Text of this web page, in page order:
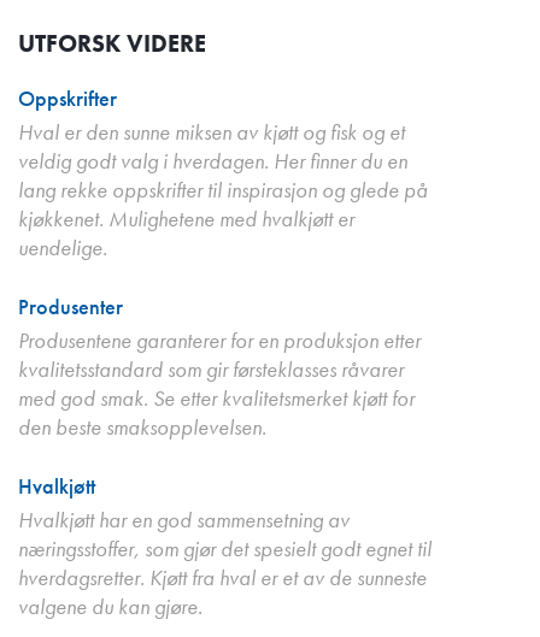
UTFORSK VIDERE
Oppskrifter
Hval er den sunne miksen av kjøtt og fisk og et
veldig godt valg i hverdagen. Her finner du en
lang rekke oppskrifter til inspirasjon og glede på
kjøkkenet. Mulighetene med hvalkjøtt er
uendelige.
Produsenter
Produsentene garanterer for en produksjon etter
kvalitetsstandard som gir førsteklasses råvarer
med god smak. Se etter kvalitetsmerket kjøtt for
den beste smaksopplevelsen.
Hvalkjøtt
Hvalkjøtt har en god sammensetning av
næringsstoffer, som gjør det spesielt godt egnet til
hverdagsretter. Kjøtt fra hval er et av de sunneste
valgene du kan gjøre.